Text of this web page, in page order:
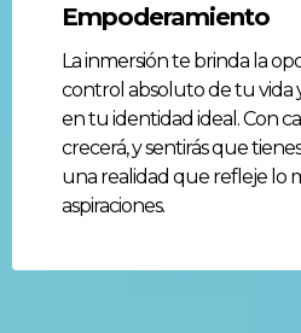
Empoderamiento
La inmersión te brinda la
control absoluto de tu vida
en tu identidad ideal. Con
crecerá, y sentirás que
una realidad que refleje lo
aspiraciones.